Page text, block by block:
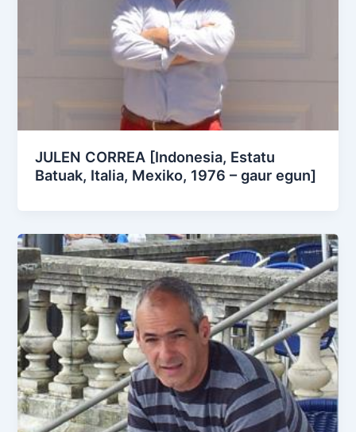
JULEN CORREA [Indonesia, Estatu
Batuak, Italia, Mexiko, 1976 – gaur egun]